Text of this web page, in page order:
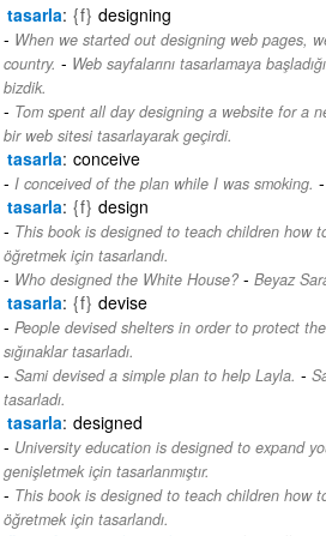
tasarla {f} designing
When we started out designing web pages,
country. - Web sayfalarını tasarlamaya
bizdik.
Tom spent all day designing a website for a
bir web sitesi tasarlayarak geçirdi.
tasarla conceive
I conceived of the plan while I was smoking. -
tasarla {f} design
This book is designed to teach children how
öğretmek için tasarlandı.
Who designed the White House?- Beyaz
tasarla {f} devise
People devised shelters in order to protect
sığınaklar tasarladı.
Sami devised a simple plan to help Layla. -
tasarladı.
tasarla designed
University education is designed to expand
genişletmek için tasarlanmıştır.
This book is designed to teach children how
öğretmek için tasarlandı.